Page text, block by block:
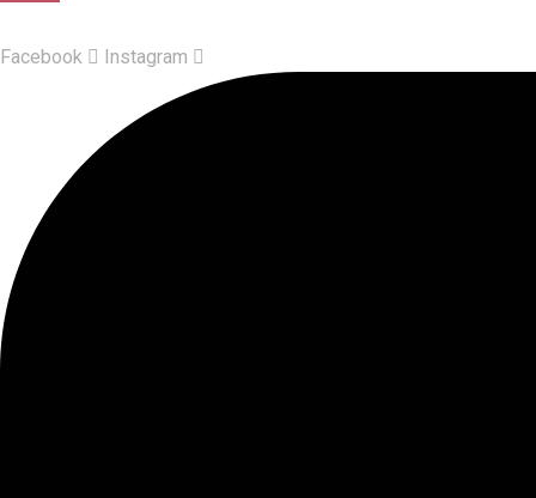
Facebook Instagram